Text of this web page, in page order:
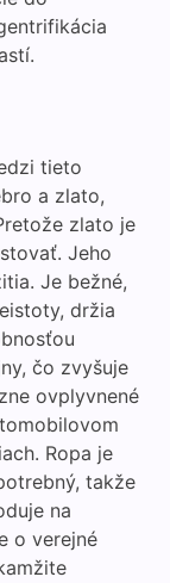
tieto
a zlato,
zlato je
Jeho
Je bežné,
držia
čo zvyšuje
ovplyvnené
Ropa je
takže
na
o verejné